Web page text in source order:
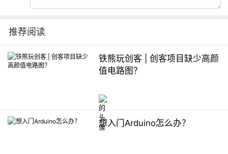
推荐阅读
铁熊玩创客 | 创客项目缺少高颜
值电路图？
想入门Arduino怎么办？